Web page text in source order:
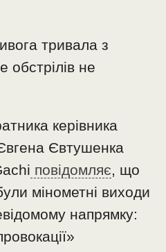
тривала з
обстрілів не
керівника
Євтушенка
повідомляє, що
мінометні виходи
напрямку: